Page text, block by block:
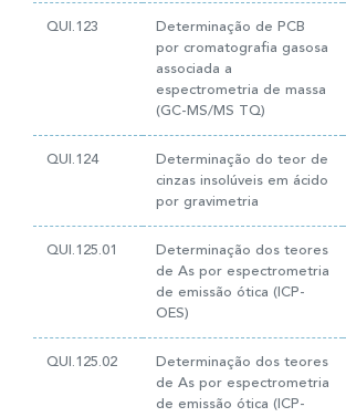
QUI.123
Determinação de PCB
por cromatografia gasosa
associada a
espectrometria de massa
(GC-MS/MS TQ)
QUI.124
Determinação do teor de
cinzas insolúveis em ácido
por gravimetria
QUI.125.01
Determinação dos teores
de As por espectrometria
de emissão ótica (ICP-
OES)
QUI.125.02
Determinação dos teores
de As por espectrometria
de emissão ótica (ICP-